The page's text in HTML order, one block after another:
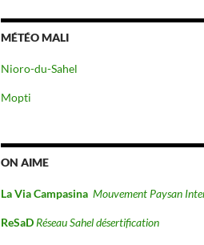
MÉTÉO MALI
Nioro-du-Sahel
Mopti
ON AIME
La Via Campasina Mouvement Paysan
ReSaD Réseau Sahel désertification